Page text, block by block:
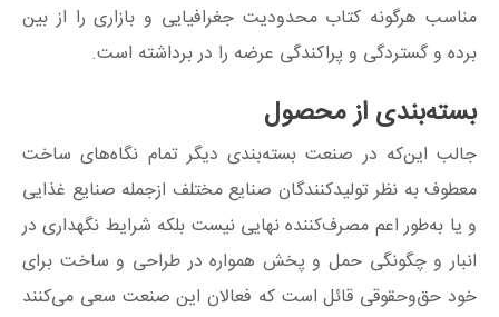
مناسب هرگونه کتاب محدودیت جغرافیایی و بازاری را از بین
برده و گستردگی و پراکندگی عرضه را در برداشته است.
بسته‌بندی از محصول
جالب این‌که در صنعت بسته‌بندی دیگر تمام نگاه‌های ساخت
معطوف به نظر تولیدکنندگان صنایع مختلف ازجمله صنایع غذایی
و یا به‌طور اعم مصرف‌کننده نهایی نیست بلکه شرایط نگهداری در
انبار و چگونگی حمل و پخش همواره در طراحی و ساخت برای
خود حق‌وحقوقی قائل است که فعالان این صنعت سعی می‌کنند